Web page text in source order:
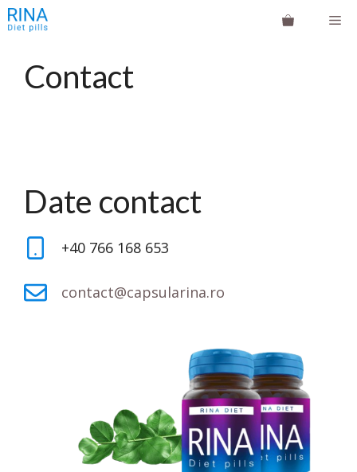
Sari
la
Contact
Date contact
+40 766 168 653
contact@capsularina.ro